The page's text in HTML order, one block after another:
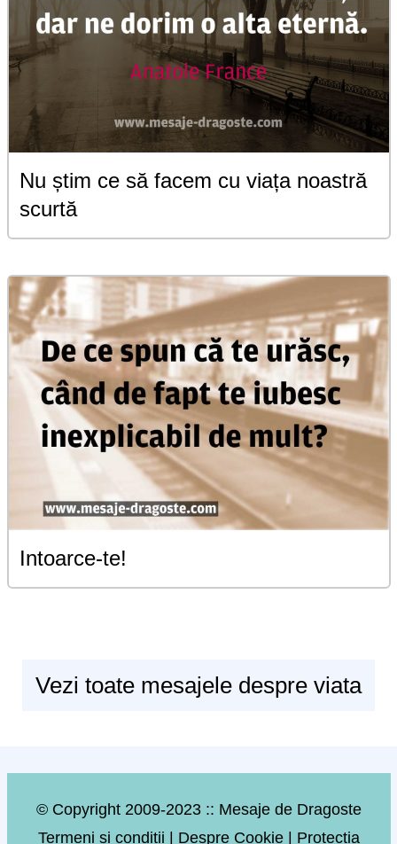
Nu știm ce să facem cu viața noastră
scurtă
Intoarce-te!
Vezi toate mesajele despre viata
© Copyright 2009-2023 :: Mesaje de Dragoste
Termeni si conditii
Despre Cookie| Protectia